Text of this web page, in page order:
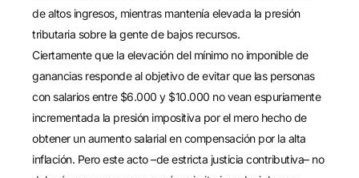
de altos ingresos, mientras mantenía elevada la presión
tributaria sobre la gente de bajos recursos.
Ciertamente que la elevación del mínimo no imponible de
ganancias responde al objetivo de evitar que las personas
con salarios entre $6.000 y $10.000 no vean espuriamente
incrementada la presión impositiva por el mero hecho de
obtener un aumento salarial en compensación por la alta
inflación. Pero este acto –de estricta justicia contributiva– no